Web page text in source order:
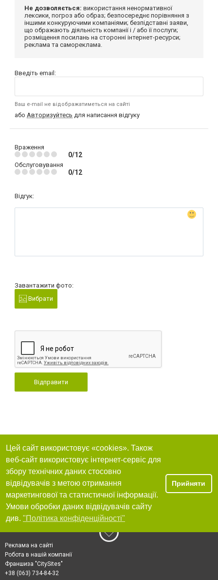
Не дозволяється: використання ненормативної
лексики, погроз або образ; безпосереднє порівняння з
іншими конкуруючими компаніями; безпідставні заяви,
що ображають діяльність компанії і / або її послуги;
розміщення посилань на сторонні інтернет-ресурси;
реклама та самореклама.
Введіть email:
Ваш e-mail не відображатиметься на сайті
або Авторизуйтесь для написання відгуку
Враження
0/12
Обслуговування
0/12
Відгук:
Завантажити фото:
Вибрати
Відправити
Цей сайт використовує «cookies». Також
веб-сайт використовує інтернет-сервіс для
збору технічних даних стосовно
відвідувачів з метою отримання
маркетингової та статистичної інформації.
Умови обробки даних відвідувачів сайту
див. "Політика конфіденційності"
Прийняти
Реклама на сайті
Робота в нашій компанії
Франшиза "CitySites"
+38 (063) 734-84-32